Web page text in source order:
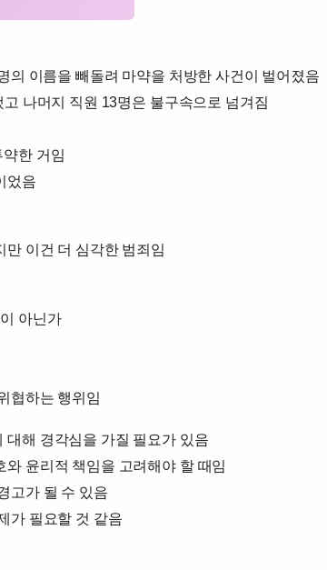
의 이름을 빼돌려 마약을 처방한 사건이 벌어졌음
나머지 직원 13명은 불구속으로 넘겨짐
한 거임
었음
만 이건 더 심각한 범죄임
아닌가
협하는 행위임
대해 경각심을 가질 필요가 있음
윤리적 책임을 고려해야 할 때임
고가 될 수 있음
가 필요할 것 같음